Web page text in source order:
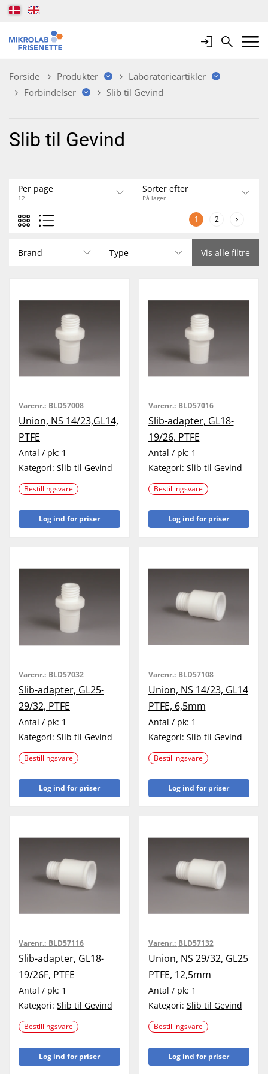
LoginSearchMobile
Forside Produkter
Laboratorieartikler
Forbindelser
Slib til Gevind
Slib til Gevind
Per page
12
Sorter efter
På lager
1 2
Brand Type Vis alle filtre
Varenr.: BLD57008
Union, NS 14/23,GL14,
PTFE
Antal / pk: 1
Kategori: Slib til Gevind
Bestillingsvare
Log ind for priser
Varenr.: BLD57016
Slib-adapter, GL18-
19/26, PTFE
Antal / pk: 1
Kategori: Slib til Gevind
Bestillingsvare
Log ind for priser
Varenr.: BLD57032
Slib-adapter, GL25-
29/32, PTFE
Antal / pk: 1
Kategori: Slib til Gevind
Bestillingsvare
Log ind for priser
Varenr.: BLD57108
Union, NS 14/23, GL14
PTFE, 6,5mm
Antal / pk: 1
Kategori: Slib til Gevind
Bestillingsvare
Log ind for priser
Varenr.: BLD57116
Slib-adapter, GL18-
19/26F, PTFE
Antal / pk: 1
Kategori: Slib til Gevind
Bestillingsvare
Log ind for priser
Varenr.: BLD57132
Union, NS 29/32, GL25
PTFE, 12,5mm
Antal / pk: 1
Kategori: Slib til Gevind
Bestillingsvare
Log ind for priser